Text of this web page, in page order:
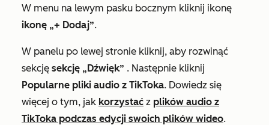
W menu na lewym pasku bocznym kliknij ikonę
ikonę „+ Dodaj”.
W panelu po lewej stronie kliknij, aby rozwinąć
sekcję sekcję „Dźwięk” . Następnie kliknij
Popularne pliki audio z TikToka. Dowiedz się
więcej o tym, jak korzystać z plików audio z
TikToka podczas edycji swoich plików wideo.